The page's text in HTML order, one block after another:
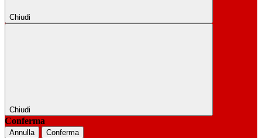
Chiudi
Chiudi
Conferma
Annulla Conferma